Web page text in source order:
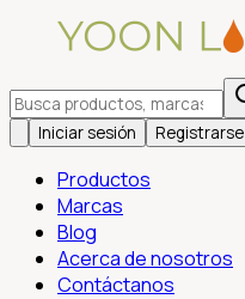
Iniciar sesión Registrarse
Productos
Marcas
Blog
Acerca de nosotros
Contáctanos